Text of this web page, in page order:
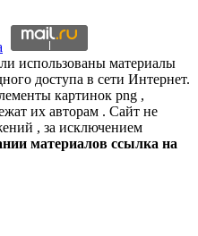
использованы материалы
доступа в сети Интернет.
картинок png ,
их авторам . Сайт не
, за исключением
материалов ссылка на